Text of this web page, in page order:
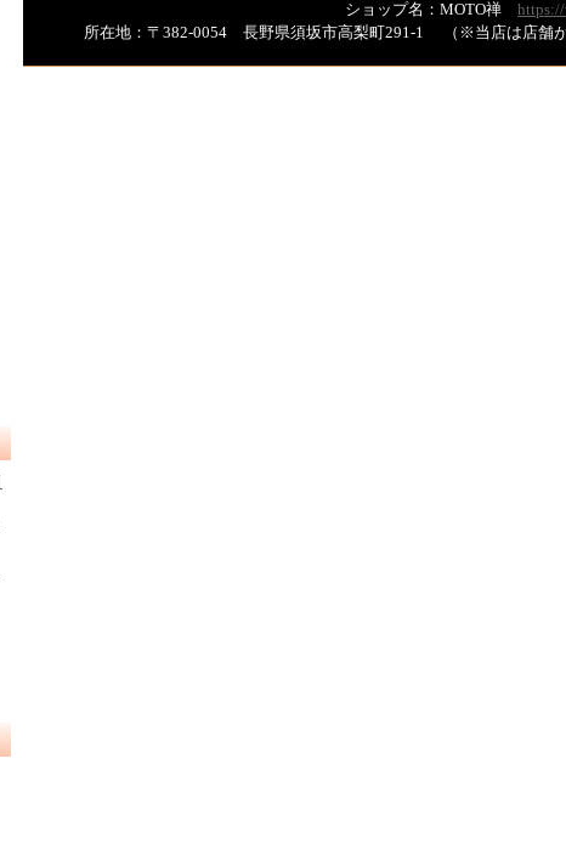
ショップ名：MOTO禅 https://
所在地：〒382-0054 長野県須坂市高梨町291-1 （※当店は店舗が